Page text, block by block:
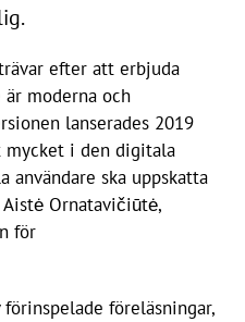
efter att erbjuda
moderna och
lanserades 2019
mycket i den digitala
användare ska uppskatta
Ornatavičiūtė,
för
föreläsningar,